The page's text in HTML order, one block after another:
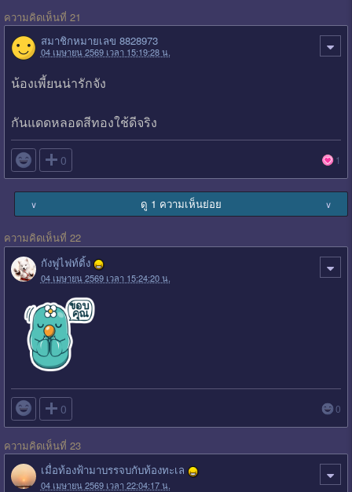
ความคิดเห็นที่ 21
สมาชิกหมายเลข 8828973
04 เมษายน 2569 เวลา 15:19:28 น.
น้องเพี้ยนน่ารักจัง
กันแดดหลอดสีทองใช้ดีจริง
 0 1
∨ ดู 1 ความเห็นย่อย ∨
ความคิดเห็นที่ 22
กังฟูไฟท์ติ้ง
04 เมษายน 2569 เวลา 15:24:20 น.
 0 0
ความคิดเห็นที่ 23
เมื่อท้องฟ้ามาบรรจบกับท้องทะเล
04 เมษายน 2569 เวลา 22:04:17 น.